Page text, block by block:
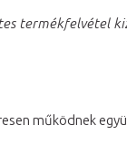
termékfelvétel
működnek